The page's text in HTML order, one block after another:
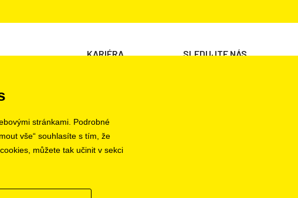
KARIÉRA SLEDUJTE NÁS
stránkami. Podrobné
vše“ souhlasíte s tím, že
můžete tak učinit v sekci